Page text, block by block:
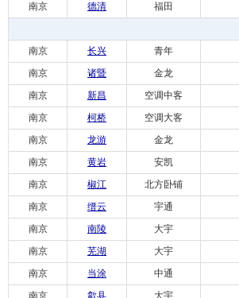
南京
德清 福田
南京
长兴 青年
南京
诸暨 金龙
南京
新昌 空调中客
南京
柯桥 空调大客
南京
龙游 金龙
南京
黄岩 安凯
南京
椒江 北方卧铺
南京
缙云 宇通
南京
南陵 大宇
南京
芜湖 大宇
南京
当涂 中通
南京
歙县 大宇